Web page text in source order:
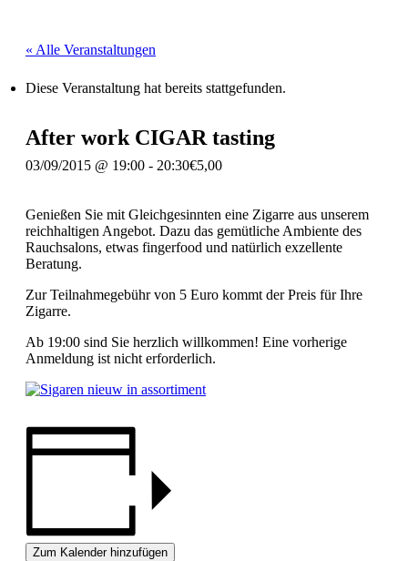
« Alle Veranstaltungen
Diese Veranstaltung hat bereits stattgefunden.
After work CIGAR tasting
03/09/2015 @ 19:00 - 20:30€5,00
Genießen Sie mit Gleichgesinnten eine Zigarre aus unserem
reichhaltigen Angebot. Dazu das gemütliche Ambiente des
Rauchsalons, etwas fingerfood und natürlich exzellente
Beratung.
Zur Teilnahmegebühr von 5 Euro kommt der Preis für Ihre
Zigarre.
Ab 19:00 sind Sie herzlich willkommen! Eine vorherige
Anmeldung ist nicht erforderlich.
Zum Kalender hinzufügen